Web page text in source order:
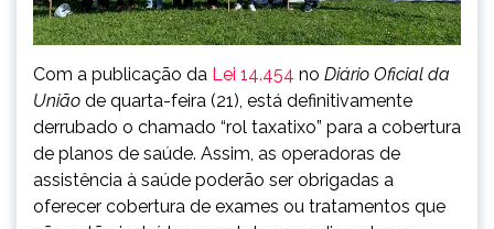
Com a publicação da Lei 14.454 no Diário Oficial da
União de quarta-feira (21), está definitivamente
derrubado o chamado “rol taxatixo” para a cobertura
de planos de saúde. Assim, as operadoras de
assistência à saúde poderão ser obrigadas a
oferecer cobertura de exames ou tratamentos que